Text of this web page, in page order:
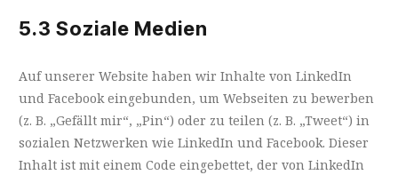
5.3 Soziale Medien
Auf unserer Website haben wir Inhalte von LinkedIn
und Facebook eingebunden, um Webseiten zu bewerben
(z. B. „Gefällt mir“, „Pin“) oder zu teilen (z. B. „Tweet“) in
sozialen Netzwerken wie LinkedIn und Facebook. Dieser
Inhalt ist mit einem Code eingebettet, der von LinkedIn